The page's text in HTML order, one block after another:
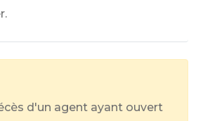
d'un agent ayant ouvert